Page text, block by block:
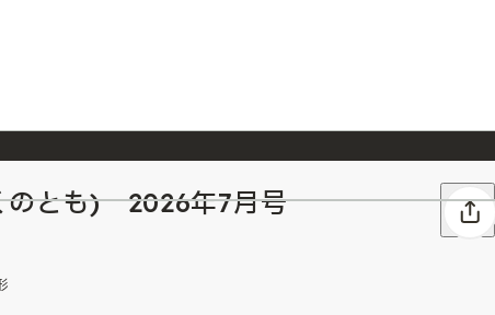
7/23 『ONE PIECE magazine 021 ONE PIECEカード付き同梱版』発売延期のご案内
のとも) 2026年7月号